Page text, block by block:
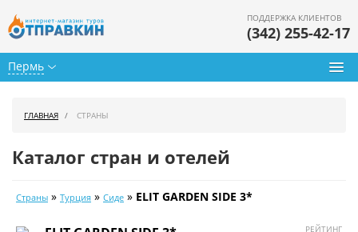
Пермь
ПОДДЕРЖКА КЛИЕНТОВ
(342) 255-42-17
Календарь туров
ГЛАВНАЯ СТРАНЫ
Каталог стран и отелей
Страны » Турция » Сиде » ELIT GARDEN SIDE 3*
РЕЙТИНГ